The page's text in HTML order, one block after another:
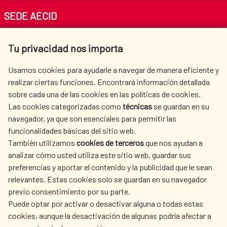
La persona titular de la Secretaría General
Ejecutivo con voz pero sin voto.
Tu privacidad nos importa
Usamos cookies para ayudarle a navegar de manera eficiente y
realizar ciertas funciones. Encontrará información detallada
sobre cada una de las cookies en las políticas de cookies.
Las cookies categorizadas como técnicas se guardan en su
navegador, ya que son esenciales para permitir las
funcionalidades básicas del sitio web.
También utilizamos cookies de tercerosque nos ayudan a
analizar cómo usted utiliza este sitio web, guardar sus
preferencias y aportar el contenido y la publicidad que le sean
relevantes. Estas cookies solo se guardan en su navegador
previo consentimiento por su parte.
Puede optar por activar o desactivar alguna o todas estas
cookies, aunque la desactivación de algunas podría afectar a
SEDE AECID
Tel. +34 900 20 30 54​​​​​​​
AECID
WHERE DO WE COOPERATE?
SPANISH HUMANITARIAN
ACTION
PRESS ROOM
CULTURE AND SCIENCE LIBRARY
OUR SOCIAL MEDIA